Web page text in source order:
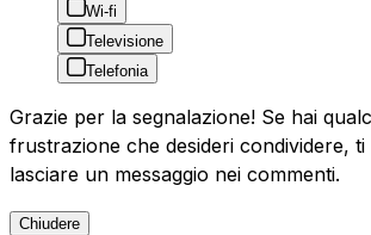
Wi-fi
Televisione
Telefonia
Grazie per la segnalazione! Se hai
frustrazione che desideri condividere, ti
lasciare un messaggio nei commenti.
Chiudere